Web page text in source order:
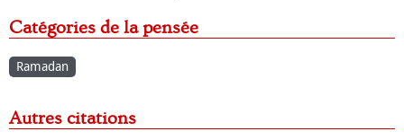
Catégories de la pensée
Ramadan
Autres citations